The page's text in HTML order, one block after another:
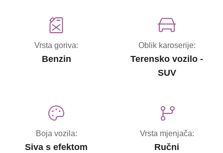
Vrsta goriva:
Benzin
Oblik karoserije:
Terensko vozilo -
SUV
Boja vozila:
Siva s efektom
Vrsta mjenjača:
Ručni